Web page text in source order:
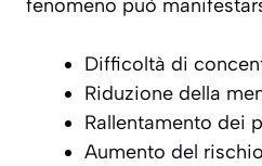
fenomeno può
Difficoltà di
Riduzione della
Rallentamento dei
Aumento del